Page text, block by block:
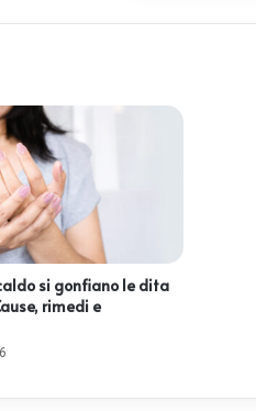
si gonfiano le dita
rimedi e